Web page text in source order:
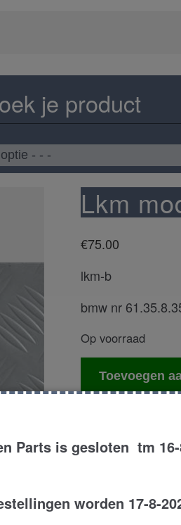
je product
Lkm
€75.00
lkm-b
bmw nr
Op voorraad
Lkm
modul
Toevoegen
Productnummer
Parts is gesloten tm
worden 17-8-